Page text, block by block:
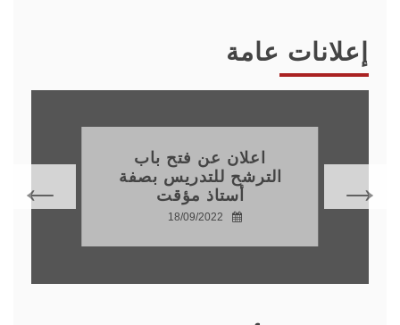
إعلانات عامة
اعلان عن فتح باب
الترشح للتدريس بصفة
أستاذ مؤقت
18/09/2022